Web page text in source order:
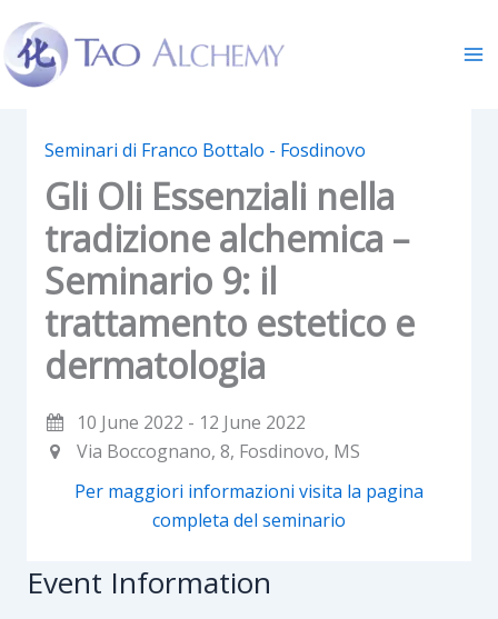
content
Seminari di Franco Bottalo - Fosdinovo
Gli Oli Essenziali nella
tradizione alchemica –
Seminario 9: il
trattamento estetico e
dermatologia
10 June 2022 - 12 June 2022
Via Boccognano, 8, Fosdinovo, MS
Per maggiori informazioni visita la pagina
completa del seminario
Event Information